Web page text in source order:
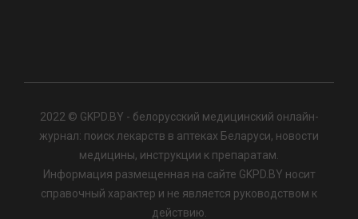
2022 © GKPD.BY - белорусский медицинский онлайн-
журнал: поиск лекарств в аптеках Беларуси, новости
медицины, инструкции к препаратам.
Информация размещенная на сайте GKPD.BY носит
справочный характер и не является руководством к
действию.